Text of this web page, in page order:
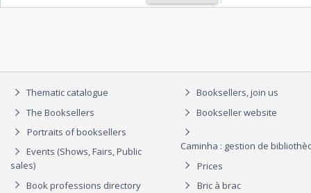
Thematic catalogue
The Booksellers
Portraits of booksellers
Events (Shows, Fairs, Public
sales)
Book professions directory
Booksellers, join us
Bookseller website
Caminha : gestion de
Prices
Bric à brac